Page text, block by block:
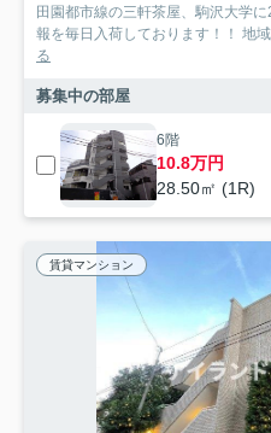
田園都市線の三軒茶屋、駒沢大学
報を毎日入荷しております！！ 地
る
募集中の部屋
6階
10.8万円
28.50㎡ (1R)
賃貸マンション